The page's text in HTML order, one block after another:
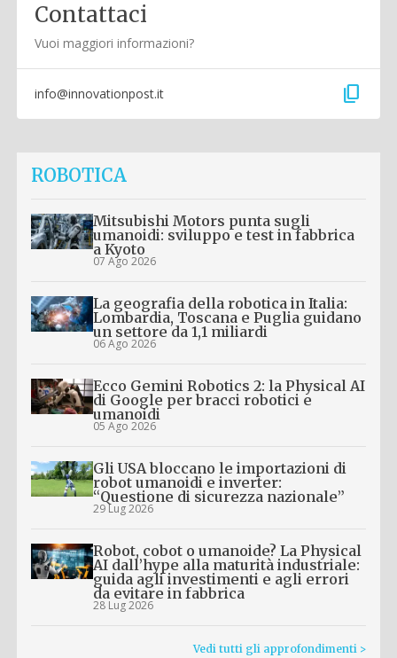
Contattaci
Vuoi maggiori informazioni?
info@innovationpost.it content_copy
ROBOTICA
Mitsubishi Motors punta sugli
umanoidi: sviluppo e test in fabbrica
a Kyoto
07 Ago 2026
La geografia della robotica in Italia:
Lombardia, Toscana e Puglia guidano
un settore da 1,1 miliardi
06 Ago 2026
Ecco Gemini Robotics 2: la Physical AI
di Google per bracci robotici e
umanoidi
05 Ago 2026
Gli USA bloccano le importazioni di
robot umanoidi e inverter:
“Questione di sicurezza nazionale”
29 Lug 2026
Robot, cobot o umanoide? La Physical
AI dall’hype alla maturità industriale:
guida agli investimenti e agli errori
da evitare in fabbrica
28 Lug 2026
Vedi tutti gli approfondimenti >